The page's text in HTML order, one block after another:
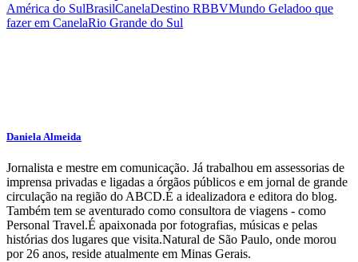
América do SulBrasilCanelaDestino RBBVMundo Geladoo que
fazer em CanelaRio Grande do Sul
Daniela Almeida
Jornalista e mestre em comunicação. Já trabalhou em assessorias de
imprensa privadas e ligadas a órgãos públicos e em jornal de grande
circulação na região do ABCD.É a idealizadora e editora do blog.
Também tem se aventurado como consultora de viagens - como
Personal Travel.É apaixonada por fotografias, músicas e pelas
histórias dos lugares que visita.Natural de São Paulo, onde morou
por 26 anos, reside atualmente em Minas Gerais.